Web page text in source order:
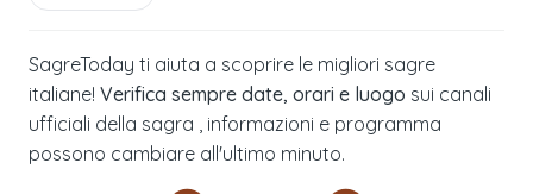
SagreToday ti aiuta a scoprire le migliori sagre
italiane! Verifica sempre date, orari e luogo sui canali
ufficiali della sagra , informazioni e programma
possono cambiare all'ultimo minuto.